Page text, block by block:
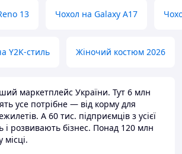
13 Чохол на Galaxy A17
Y2K-стиль Жіночий костюм 2026
маркетплейс України. Тут 6 млн
усе потрібне — від корму для
А 60 тис. підприємців з усієї
і розвивають бізнес. Понад 120 млн
місці.